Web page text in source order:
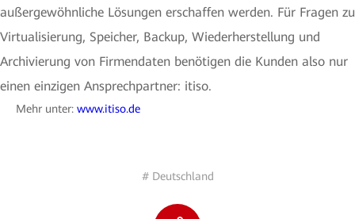
außergewöhnliche Lösungen erschaffen werden. Für Fragen zu
Virtualisierung, Speicher, Backup, Wiederherstellung und
Archivierung von Firmendaten benötigen die Kunden also nur
einen einzigen Ansprechpartner: itiso.
Mehr unter: www.itiso.de
# Deutschland